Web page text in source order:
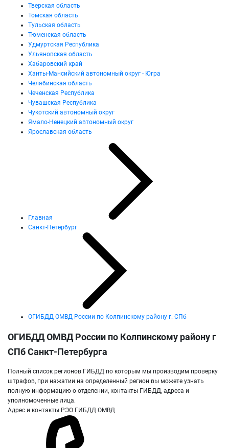
Тверская область
Томская область
Тульская область
Тюменская область
Удмуртская Республика
Ульяновская область
Хабаровский край
Ханты-Мансийский автономный округ - Югра
Челябинская область
Чеченская Республика
Чувашская Республика
Чукотский автономный округ
Ямало-Ненецкий автономный округ
Ярославская область
Главная
Санкт-Петербург
ОГИБДД ОМВД России по Колпинскому району г. СПб
ОГИБДД ОМВД России по Колпинскому району г
СПб Санкт-Петербурга
Полный список регионов ГИБДД по которым мы производим проверку
штрафов, при нажатии на определенный регион вы можете узнать
полную информацию о отделении, контакты ГИБДД, адреса и
уполномоченные лица.
Адрес и контакты РЭО ГИБДД ОМВД